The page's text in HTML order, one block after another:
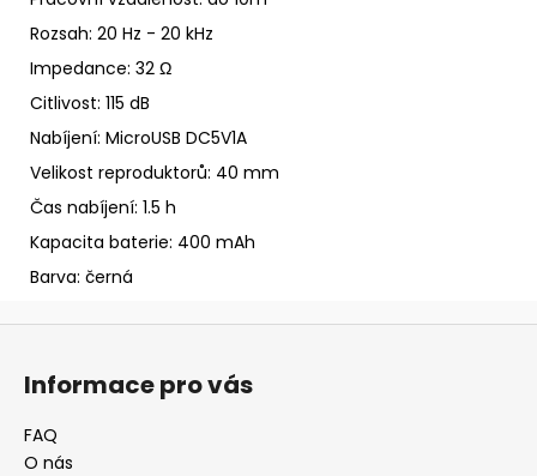
Rozsah: 20 Hz - 20 kHz
Impedance: 32 Ω
Citlivost: 115 dB
Nabíjení: MicroUSB DC5V1A
Velikost reproduktorů: 40 mm
Čas nabíjení: 1.5 h
Kapacita baterie: 400 mAh
Barva: černá
Z
Informace pro vás
FAQ
O nás